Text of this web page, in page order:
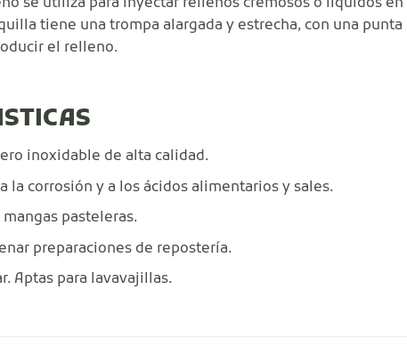
se utiliza para inyectar rellenos cremosos o líquidos
tiene una trompa alargada y estrecha, con una
el relleno.
inoxidable de alta calidad.
la corrosión y a los ácidos alimentarios y sales.
pasteleras.
preparaciones de repostería.
Aptas para lavavajillas.